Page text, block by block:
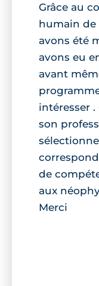
Grâce au
humain de
avons été
avons eu
avant
intéresser .
son
de
aux
Merci